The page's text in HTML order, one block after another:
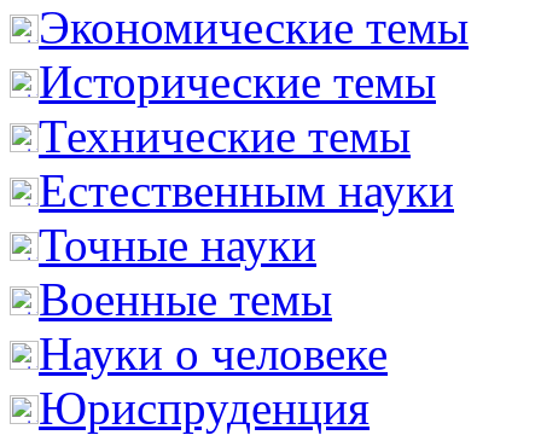
Экономические темы
Исторические темы
Технические темы
Естественным науки
Точные науки
Военные темы
Науки о человеке
Юриспруденция